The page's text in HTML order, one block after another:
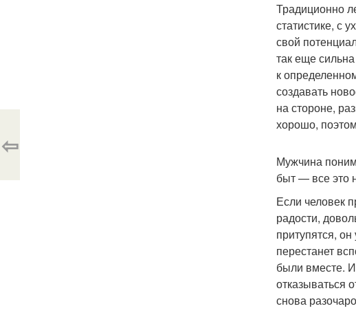
Традиционно
статистике, с
свой
так еще
к
создавать
на стороне,
хорошо,
Мужчина
быт — все это
Если человек
радости,
притупятся,
перестанет
были вместе.
отказываться
снова
⇦